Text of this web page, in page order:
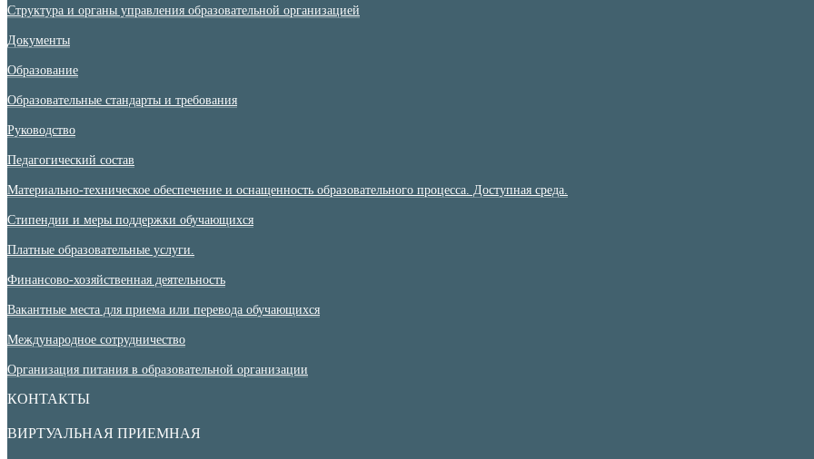
Структура и органы управления образовательной организацией
Документы
Образование
Образовательные стандарты и требования
Руководство
Педагогический состав
Материально-техническое обеспечение и оснащенность образовательного процесса. Доступная среда.
Стипендии и меры поддержки обучающихся
Платные образовательные услуги.
Финансово-хозяйственная деятельность
Вакантные места для приема или перевода обучающихся
Международное сотрудничество
Организация питания в образовательной организации
КОНТАКТЫ
ВИРТУАЛЬНАЯ ПРИЕМНАЯ